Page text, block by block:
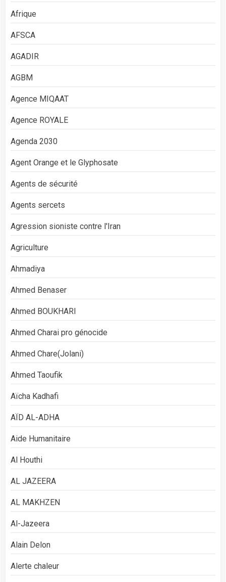
Afrique
AFSCA
AGADIR
AGBM
Agence MIQAAT
Agence ROYALE
Agenda 2030
Agent Orange et le Glyphosate
Agents de sécurité
Agents sercets
Agression sioniste contre l'Iran
Agriculture
Ahmadiya
Ahmed Benaser
Ahmed BOUKHARI
Ahmed Charai pro génocide
Ahmed Chare(Jolani)
Ahmed Taoufik
Aïcha Kadhafi
AÏD AL-ADHA
Aide Humanitaire
Al Houthi
AL JAZEERA
AL MAKHZEN
Al-Jazeera
Alain Delon
Alerte chaleur